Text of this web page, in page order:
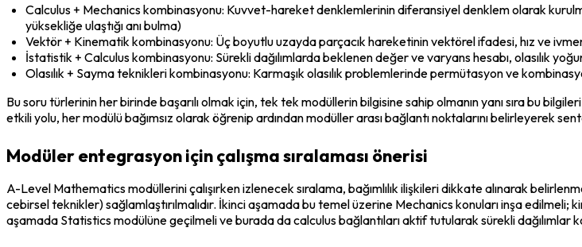
Calculus + Mechanics kombinasyonu: Kuvvet-hareket denklemlerinin diferansiyel denklem olarak
yüksekliğe ulaştığı anı bulma)
Vektör + Kinematik kombinasyonu: Üç boyutlu uzayda parçacık hareketinin vektörel ifadesi, hız ve
İstatistik + Calculus kombinasyonu: Sürekli dağılımlarda beklenen değer ve varyans hesabı, olasılık
Olasılık + Sayma teknikleri kombinasyonu: Karmaşık olasılık problemlerinde permütasyon ve
Bu soru türlerinin her birinde başarılı olmak için, tek tek modüllerin bilgisine sahip olmanın yanı sıra bu
etkili yolu, her modülü bağımsız olarak öğrenip ardından modüller arası bağlantı noktalarını belirleyerek
Modüler entegrasyon için çalışma sıralaması önerisi
A-Level Mathematics modüllerini çalışırken izlenecek sıralama, bağımlılık ilişkileri dikkate alınarak
cebirsel teknikler) sağlamlaştırılmalıdır. İkinci aşamada bu temel üzerine Mechanics konuları inşa
aşamada Statistics modülüne geçilmeli ve burada da calculus bağlantıları aktif tutularak sürekli dağılımlar